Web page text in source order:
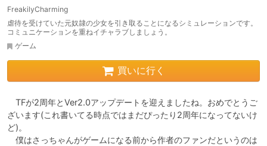
FreakilyCharming
虐待を受けていた元奴隷の少女を引き取ることになるシミュレーションです。
コミュニケーションを重ねイチャラブしましょう。
ゲーム
買いに行く
TFが2周年とVer2.0アップデートを迎えましたね。おめでとうご
ざいます(これ書いてる時点ではまだぴったり2周年になってないけ
ど)。
僕はさっちゃんがゲームになる前から作者のファンだというのは